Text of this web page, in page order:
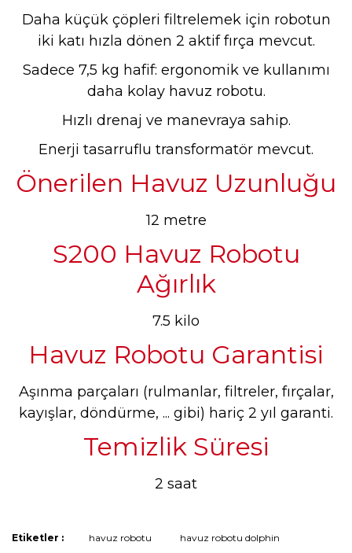
Daha küçük çöpleri filtrelemek için robotun
iki katı hızla dönen 2 aktif fırça mevcut.
Sadece 7,5 kg hafif: ergonomik ve kullanımı
daha kolay havuz robotu.
Hızlı drenaj ve manevraya sahip.
Enerji tasarruflu transformatör mevcut.
Önerilen Havuz Uzunluğu
12 metre
S200 Havuz Robotu
Ağırlık
7.5 kilo
Havuz Robotu Garantisi
Aşınma parçaları (rulmanlar, filtreler, fırçalar,
kayışlar, döndürme, ... gibi) hariç 2 yıl garanti.
Temizlik Süresi
2 saat
Bu ürünün fiyat bilgisi, resim, ürün açıklamalarında ve diğer
Etiketler : havuz robotu
havuz robotu dolphin